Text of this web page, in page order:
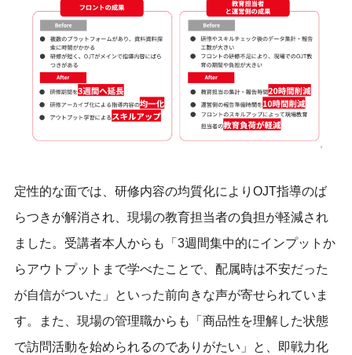
定性的な面では、研修内容の均質化によりOJT指導のば
らつきが解消され、現場の教育担当者の負担が軽減され
ました。受講者本人からも「3週間集中的にインプットか
らアウトプットまで学べたことで、配属時は不安だった
が自信がついた」といった前向きな声が寄せられていま
す。また、現場の管理職からも「商品性を理解した状態
で訪問活動を始められるのでありがたい」と、即戦力化